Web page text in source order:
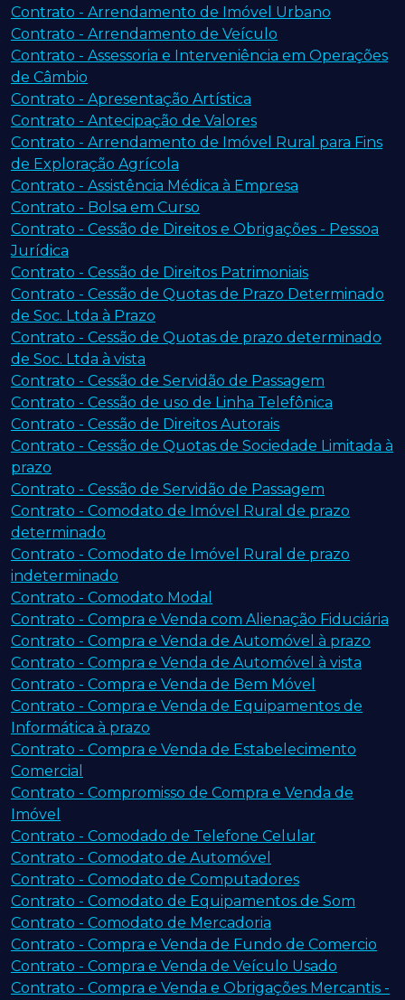
Contrato - Arrendamento de Imóvel Urbano
Contrato - Arrendamento de Veículo
Contrato - Assessoria e Interveniência em Operações
de Câmbio
Contrato - Apresentação Artística
Contrato - Antecipação de Valores
Contrato - Arrendamento de Imóvel Rural para Fins
de Exploração Agrícola
Contrato - Assistência Médica à Empresa
Contrato - Bolsa em Curso
Contrato - Cessão de Direitos e Obrigações - Pessoa
Jurídica
Contrato - Cessão de Direitos Patrimoniais
Contrato - Cessão de Quotas de Prazo Determinado
de Soc. Ltda à Prazo
Contrato - Cessão de Quotas de prazo determinado
de Soc. Ltda à vista
Contrato - Cessão de Servidão de Passagem
Contrato - Cessão de uso de Linha Telefônica
Contrato - Cessão de Direitos Autorais
Contrato - Cessão de Quotas de Sociedade Limitada à
prazo
Contrato - Cessão de Servidão de Passagem
Contrato - Comodato de Imóvel Rural de prazo
determinado
Contrato - Comodato de Imóvel Rural de prazo
indeterminado
Contrato - Comodato Modal
Contrato - Compra e Venda com Alienação Fiduciária
Contrato - Compra e Venda de Automóvel à prazo
Contrato - Compra e Venda de Automóvel à vista
Contrato - Compra e Venda de Bem Móvel
Contrato - Compra e Venda de Equipamentos de
Informática à prazo
Contrato - Compra e Venda de Estabelecimento
Comercial
Contrato - Compromisso de Compra e Venda de
Imóvel
Contrato - Comodado de Telefone Celular
Contrato - Comodato de Automóvel
Contrato - Comodato de Computadores
Contrato - Comodato de Equipamentos de Som
Contrato - Comodato de Mercadoria
Contrato - Compra e Venda de Fundo de Comercio
Contrato - Compra e Venda de Veículo Usado
Contrato - Compra e Venda e Obrigações Mercantis -